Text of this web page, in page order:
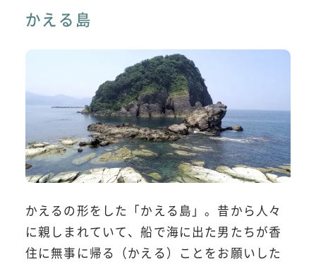
かえる島
かえるの形をした「かえる島」。昔から人々
に親しまれていて、船で海に出た男たちが香
住に無事に帰る（かえる）ことをお願いした